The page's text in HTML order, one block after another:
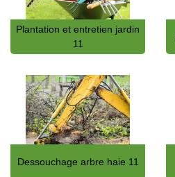
Plantation et entretien jardin
11
Dessouchage arbre haie 11